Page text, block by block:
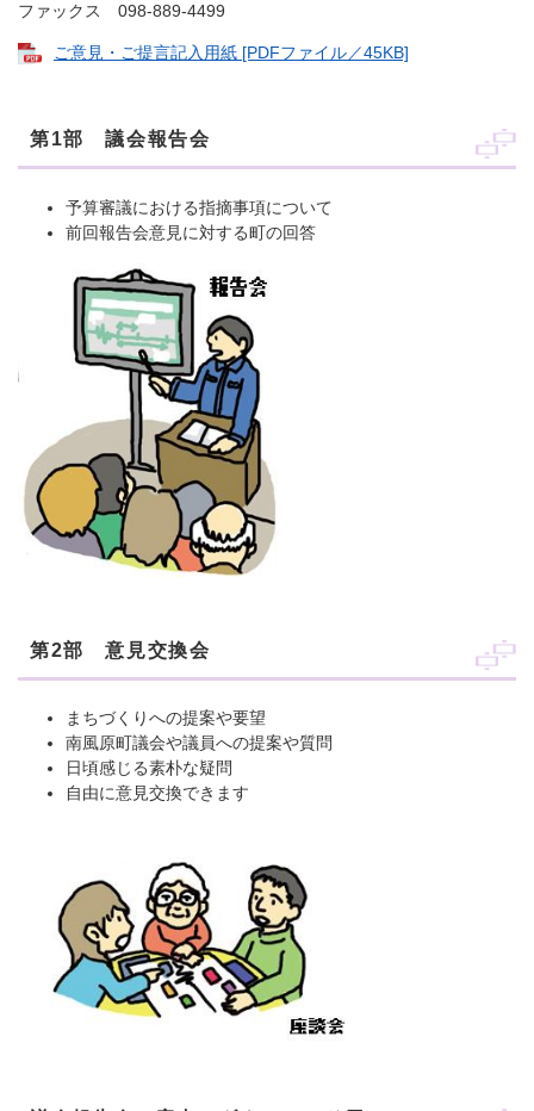
ファックス 098-889-4499
ご意見・ご提言記入用紙 [PDFファイル／45KB]
第1部 議会報告会
予算審議における指摘事項について
前回報告会意見に対する町の回答
第2部 意見交換会
まちづくりへの提案や要望
南風原町議会や議員への提案や質問
日頃感じる素朴な疑問
自由に意見交換できます